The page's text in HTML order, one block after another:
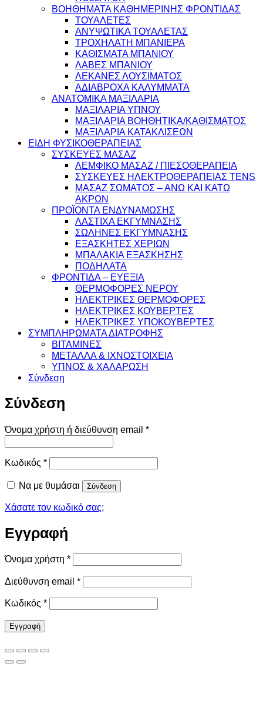
ΒΟΗΘΗΜΑΤΑ ΚΑΘΗΜΕΡΙΝΗΣ ΦΡΟΝΤΙΔΑΣ
ΤΟΥΑΛΕΤΕΣ
ΑΝΥΨΩΤΙΚΑ ΤΟΥΑΛΕΤΑΣ
ΤΡΟΧΗΛΑΤΗ ΜΠΑΝΙΕΡΑ
ΚΑΘΙΣΜΑΤΑ ΜΠΑΝΙΟΥ
ΛΑΒΕΣ ΜΠΑΝΙΟΥ
ΛΕΚΑΝΕΣ ΛΟΥΣΙΜΑΤΟΣ
ΑΔΙΑΒΡΟΧΑ ΚΑΛΥΜΜΑΤΑ
ΑΝΑΤΟΜΙΚΑ ΜΑΞΙΛΑΡΙΑ
ΜΑΞΙΛΑΡΙΑ ΥΠΝΟΥ
ΜΑΞΙΛΑΡΙΑ ΒΟΗΘΗΤΙΚΑ/ΚΑΘΙΣΜΑΤΟΣ
ΜΑΞΙΛΑΡΙΑ ΚΑΤΑΚΛΙΣΕΩΝ
ΕΙΔΗ ΦΥΣΙΚΟΘΕΡΑΠΕΙΑΣ
ΣΥΣΚΕΥΕΣ ΜΑΣΑΖ
ΛΕΜΦΙΚΟ ΜΑΣΑΖ / ΠΙΕΣΟΘΕΡΑΠΕΙΑ
ΣΥΣΚΕΥΕΣ ΗΛΕΚΤΡΟΘΕΡΑΠΕΙΑΣ TENS
ΜΑΣΑΖ ΣΩΜΑΤΟΣ – ΑΝΩ ΚΑΙ ΚΑΤΩ
ΑΚΡΩΝ
ΠΡΟΪΟΝΤΑ ΕΝΔΥΝΑΜΩΣΗΣ
ΛΑΣΤΙΧΑ ΕΚΓΥΜΝΑΣΗΣ
ΣΩΛΗΝΕΣ ΕΚΓΥΜΝΑΣΗΣ
ΕΞΑΣΚΗΤΕΣ ΧΕΡΙΩΝ
ΜΠΑΛΑΚΙΑ ΕΞΑΣΚΗΣΗΣ
ΠΟΔΗΛΑΤΑ
ΦΡΟΝΤΙΔΑ – ΕΥΕΞΙΑ
ΘΕΡΜΟΦΟΡΕΣ ΝΕΡΟΥ
ΗΛΕΚΤΡΙΚΕΣ ΘΕΡΜΟΦΟΡΕΣ
ΗΛΕΚΤΡΙΚΕΣ ΚΟΥΒΕΡΤΕΣ
ΗΛΕΚΤΡΙΚΕΣ ΥΠΟΚΟΥΒΕΡΤΕΣ
ΣΥΜΠΛΗΡΩΜΑΤΑ ΔΙΑΤΡΟΦΗΣ
ΒΙΤΑΜΙΝΕΣ
ΜΕΤΑΛΛΑ & ΙΧΝΟΣΤΟΙΧΕΙΑ
ΥΠΝΟΣ & ΧΑΛΑΡΩΣΗ
Σύνδεση
Σύνδεση
Όνομα χρήστη ή διεύθυνση email *Απαιτείται
Κωδικός *Απαιτείται
Να με θυμάσαι Σύνδεση
Χάσατε τον κωδικό σας;
Εγγραφή
Όνομα χρήστη *Απαιτείται
Διεύθυνση email *Απαιτείται
Κωδικός *Απαιτείται
Εγγραφή